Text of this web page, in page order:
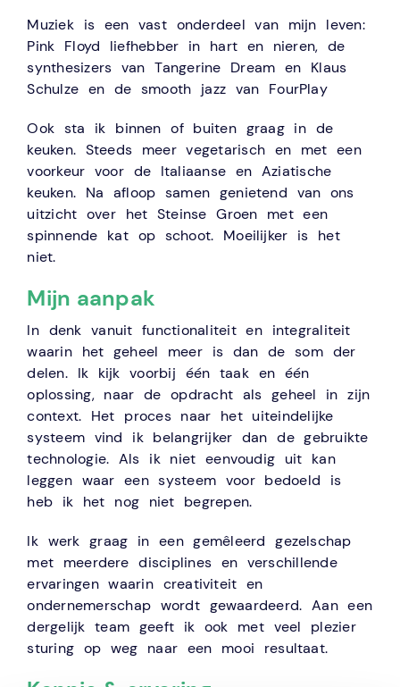
Muziek is een vast onderdeel van mijn leven:
Pink Floyd liefhebber in hart en nieren, de
synthesizers van Tangerine Dream en Klaus
Schulze en de smooth jazz van FourPlay
Ook sta ik binnen of buiten graag in de
keuken. Steeds meer vegetarisch en met een
voorkeur voor de Italiaanse en Aziatische
keuken. Na afloop samen genietend van ons
uitzicht over het Steinse Groen met een
spinnende kat op schoot. Moeilijker is het
niet.
Mijn aanpak
In denk vanuit functionaliteit en integraliteit
waarin het geheel meer is dan de som der
delen. Ik kijk voorbij één taak en één
oplossing, naar de opdracht als geheel in zijn
context. Het proces naar het uiteindelijke
systeem vind ik belangrijker dan de gebruikte
technologie. Als ik niet eenvoudig uit kan
leggen waar een systeem voor bedoeld is
heb ik het nog niet begrepen.
Ik werk graag in een gemêleerd gezelschap
met meerdere disciplines en verschillende
ervaringen waarin creativiteit en
ondernemerschap wordt gewaardeerd. Aan een
dergelijk team geeft ik ook met veel plezier
sturing op weg naar een mooi resultaat.